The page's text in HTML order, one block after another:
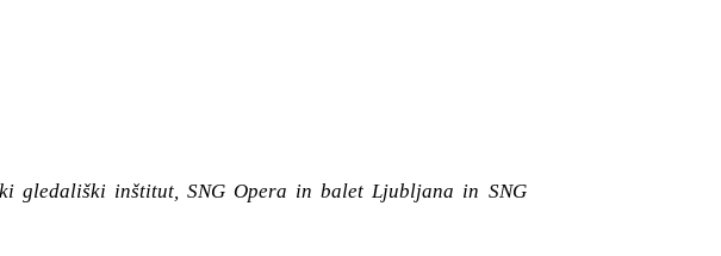
gledališki inštitut, SNG Opera in balet Ljubljana in SNG